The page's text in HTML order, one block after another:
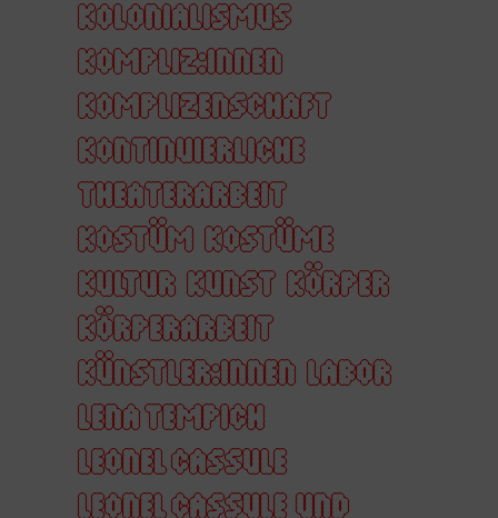
KOLONIALISMUS
KOMPLIZ:INNEN
KOMPLIZENSCHAFT
KONTINUIERLICHE
THEATERARBEIT
KOSTÜM KOSTÜME
KULTUR KUNST KÖRPER
KÖRPERARBEIT
KÜNSTLER:INNEN LABOR
LENA TEMPICH
LEONEL CASSULE
LEONEL CASSULE UND